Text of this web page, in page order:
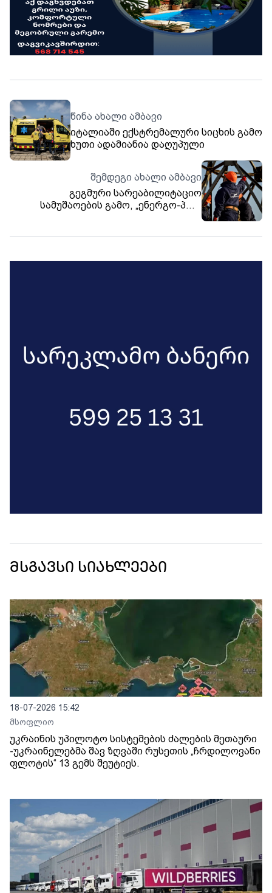
წინა ახალი ამბავი
იტალიაში ექსტრემალური სიცხის გამო
ხუთი ადამიანია დაღუპული
შემდეგი ახალი ამბავი
გეგმური სარეაბილიტაციო
სამუშაოების გამო, „ენერგო-პრო
მსგავსი სიახლეები
18-07-2026 15:42
მსოფლიო
უკრაინის უპილოტო სისტემების ძალების მეთაური
-უკრაინელებმა შავ ზღვაში რუსეთის „ჩრდილოვანი
ფლოტის“ 13 გემს შეუტიეს.